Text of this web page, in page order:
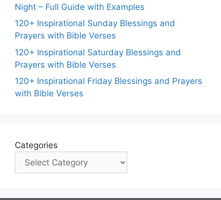
Night – Full Guide with Examples
120+ Inspirational Sunday Blessings and
Prayers with Bible Verses
120+ Inspirational Saturday Blessings and
Prayers with Bible Verses
120+ Inspirational Friday Blessings and Prayers
with Bible Verses
Categories